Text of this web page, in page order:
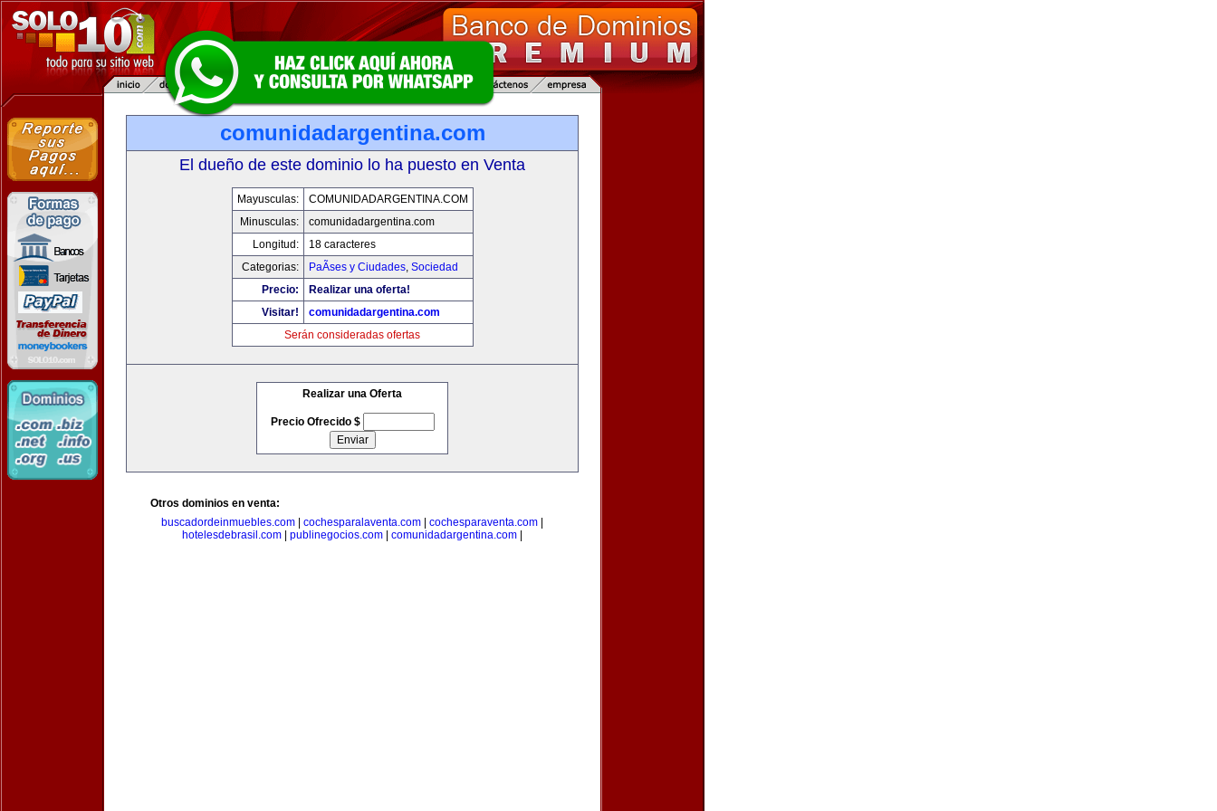
comunidadargentina.com
El dueño de este dominio lo ha puesto en Venta
Mayusculas:
COMUNIDADARGENTINA.COM
Minusculas:
comunidadargentina.com
Longitud:
18 caracteres
Categorias:
PaÃ­ses y Ciudades, Sociedad
Precio:
Realizar una oferta!
Visitar!
comunidadargentina.com
Serán consideradas ofertas
Realizar una Oferta
Precio Ofrecido $
Otros dominios en venta:
buscadordeinmuebles.com
cochesparalaventa.com cochesparaventa.com
hotelesdebrasil.com
publinegocios.com comunidadargentina.com